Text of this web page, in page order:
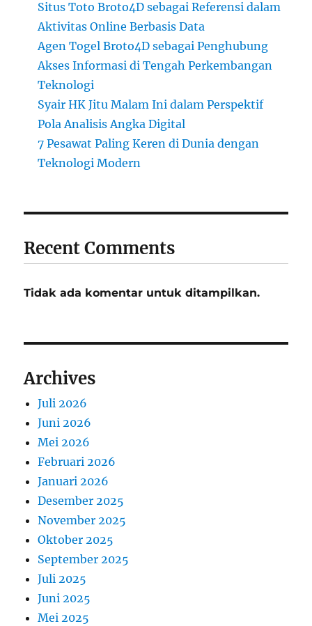
Situs Toto Broto4D sebagai Referensi dalam
Aktivitas Online Berbasis Data
Agen Togel Broto4D sebagai Penghubung
Akses Informasi di Tengah Perkembangan
Teknologi
Syair HK Jitu Malam Ini dalam Perspektif
Pola Analisis Angka Digital
7 Pesawat Paling Keren di Dunia dengan
Teknologi Modern
Recent Comments
Tidak ada komentar untuk ditampilkan.
Archives
Juli 2026
Juni 2026
Mei 2026
Februari 2026
Januari 2026
Desember 2025
November 2025
Oktober 2025
September 2025
Juli 2025
Juni 2025
Mei 2025